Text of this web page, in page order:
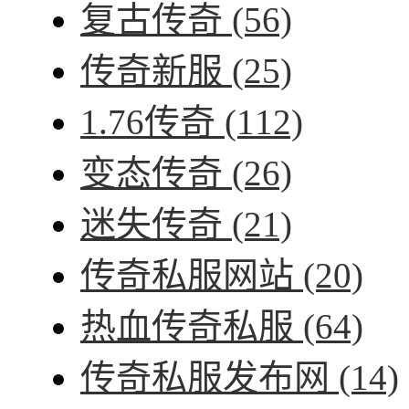
复古传奇 (56)
传奇新服 (25)
1.76传奇 (112)
变态传奇 (26)
迷失传奇 (21)
传奇私服网站 (20)
热血传奇私服 (64)
传奇私服发布网 (14)